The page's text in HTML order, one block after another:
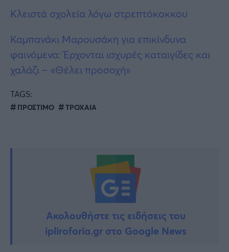
Κλειστά σχολεία λόγω στρεπτόκοκκου
Καμπανάκι Μαρουσάκη για επικίνδυνα
φαινόμενα: Έρχονται ισχυρές καταιγίδες και
χαλάζι – «Θέλει προσοχή»
TAGS:
ΠΡΟΣΤΙΜΟ ΤΡΟΧΑΙΑ
Ακολουθήστε τις ειδήσεις του
ipliroforia.gr στο Google News